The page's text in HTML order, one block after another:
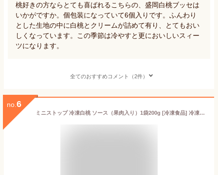
桃好きの方ならとても喜ばれるこちらの、盛岡白桃ブッセは
いかがですか。個包装になっていて6個入りです。ふんわり
とした生地の中に白桃とクリームが詰めて有り、とてもおい
しくなっています。この季節は冷やすと更においしいスィー
ツになります。
全てのおすすめコメント（2件）
no. 6
ミニストップ 冷凍白桃 ソース（果肉入り）1袋200g [冷凍食品] 冷凍白桃 冷凍食品 白桃 桃 もも 冷凍フルーツ おやつ お菓子作り デザート トッピング